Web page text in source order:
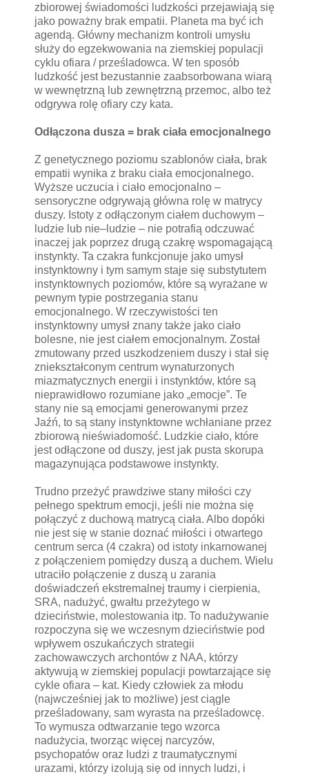
zbiorowej świadomości ludzkości przejawiają się
jako poważny brak empatii. Planeta ma być ich
agendą. Główny mechanizm kontroli umysłu
służy do egzekwowania na ziemskiej populacji
cyklu ofiara / prześladowca. W ten sposób
ludzkość jest bezustannie zaabsorbowana wiarą
w wewnętrzną lub zewnętrzną przemoc, albo też
odgrywa rolę ofiary czy kata.
Odłączona dusza = brak ciała emocjonalnego
Z genetycznego poziomu szablonów ciała, brak
empatii wynika z braku ciała emocjonalnego.
Wyższe uczucia i ciało emocjonalno –
sensoryczne odgrywają główna rolę w matrycy
duszy. Istoty z odłączonym ciałem duchowym –
ludzie lub nie–ludzie – nie potrafią odczuwać
inaczej jak poprzez drugą czakrę wspomagającą
instynkty. Ta czakra funkcjonuje jako umysł
instynktowny i tym samym staje się substytutem
instynktownych poziomów, które są wyrażane w
pewnym typie postrzegania stanu
emocjonalnego. W rzeczywistości ten
instynktowny umysł znany także jako ciało
bolesne, nie jest ciałem emocjonalnym. Został
zmutowany przed uszkodzeniem duszy i stał się
zniekształconym centrum wynaturzonych
miazmatycznych energii i instynktów, które są
nieprawidłowo rozumiane jako „emocje”. Te
stany nie są emocjami generowanymi przez
Jaźń, to są stany instynktowne wchłaniane przez
zbiorową nieświadomość. Ludzkie ciało, które
jest odłączone od duszy, jest jak pusta skorupa
magazynująca podstawowe instynkty.
Trudno przeżyć prawdziwe stany miłości czy
pełnego spektrum emocji, jeśli nie można się
połączyć z duchową matrycą ciała. Albo dopóki
nie jest się w stanie doznać miłości i otwartego
centrum serca (4 czakra) od istoty inkarnowanej
z połączeniem pomiędzy duszą a duchem. Wielu
utraciło połączenie z duszą u zarania
doświadczeń ekstremalnej traumy i cierpienia,
SRA, nadużyć, gwałtu przeżytego w
dzieciństwie, molestowania itp. To nadużywanie
rozpoczyna się we wczesnym dzieciństwie pod
wpływem oszukańczych strategii
zachowawczych archontów z NAA, którzy
aktywują w ziemskiej populacji powtarzające się
cykle ofiara – kat. Kiedy człowiek za młodu
(najwcześniej jak to możliwe) jest ciągle
prześladowany, sam wyrasta na prześladowcę.
To wymusza odtwarzanie tego wzorca
nadużycia, tworząc więcej narcyzów,
psychopatów oraz ludzi z traumatycznymi
urazami, którzy izolują się od innych ludzi, i